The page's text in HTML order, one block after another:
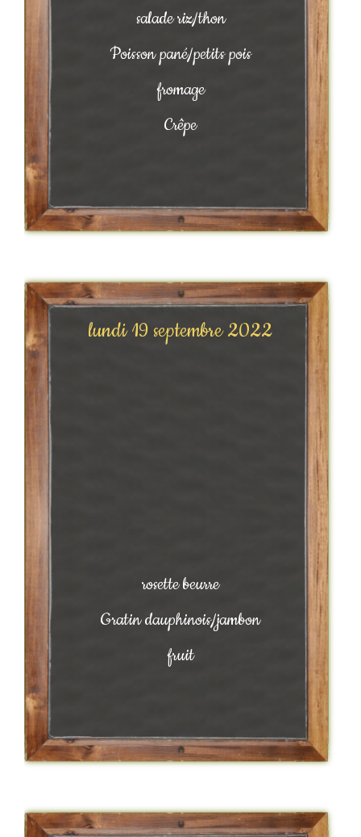
salade riz/thon
Poisson pané/petits pois
fromage
Crêpe
lundi 19 septembre 2022
rosette beurre
Gratin dauphinois/jambon
fruit